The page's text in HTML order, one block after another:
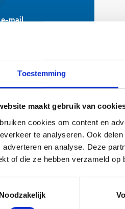
Toestemming
maakt gebruik van
cookies om content en
te analyseren. Ook
adverteren en analyse. Deze
of die ze hebben verzameld
Noodzakelijk
mail
jouw vraag behoort